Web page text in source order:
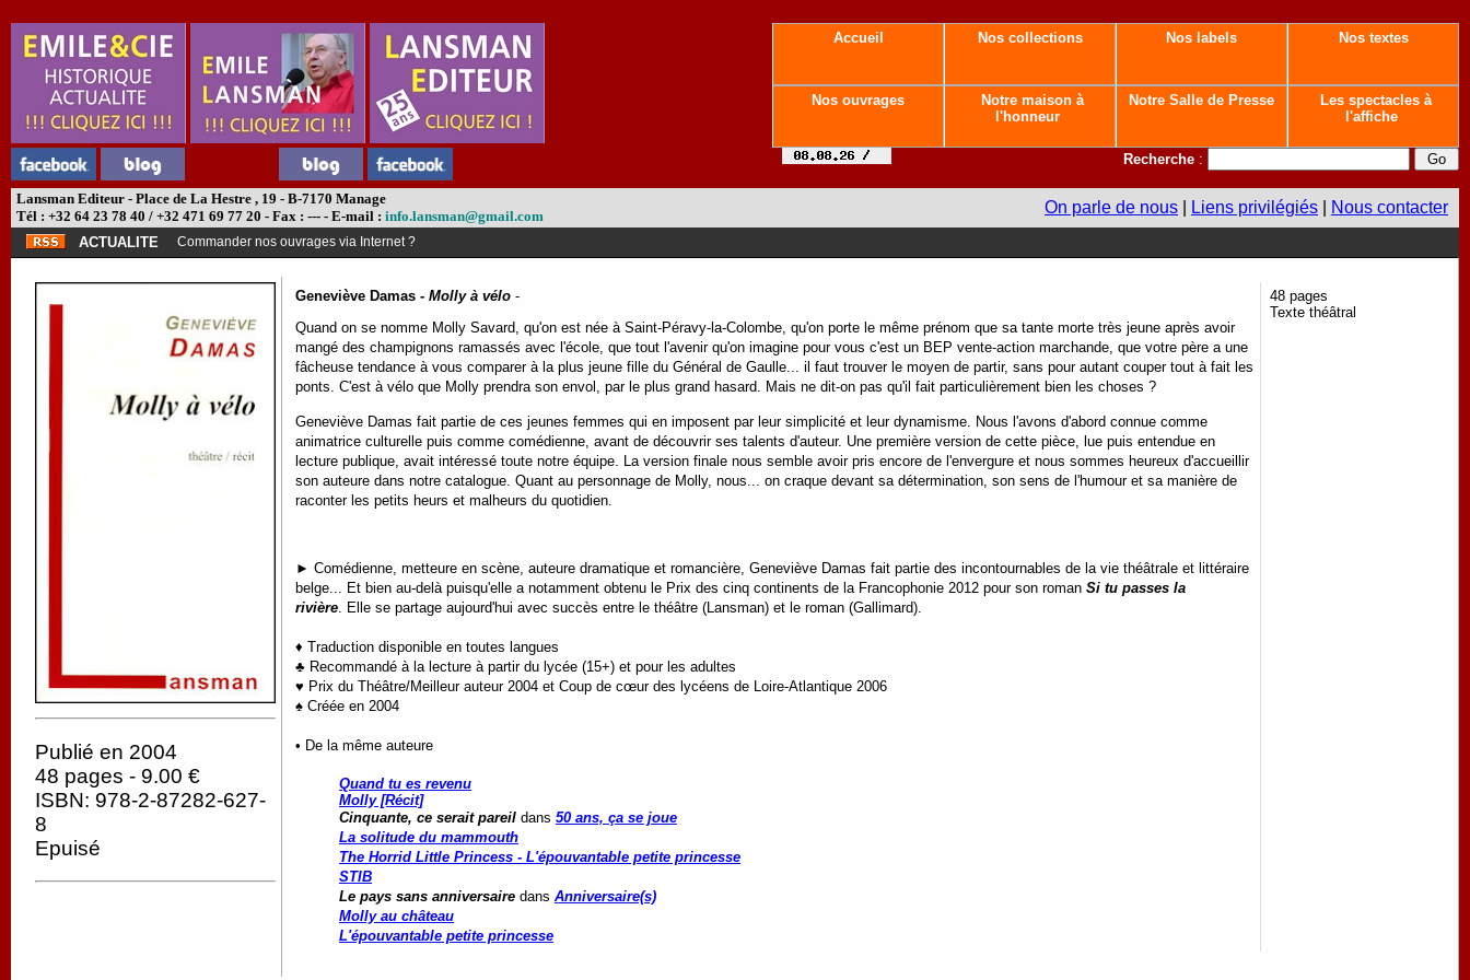
Accueil Nos collections Nos labels Nos textes
Nos ouvrages
Notre maison à
l'honneur
Notre Salle de Presse
Les spectacles à
l'affiche
Recherche :
Lansman Editeur - Place de La Hestre , 19 - B-7170 Manage
Tél : +32 64 23 78 40 / +32 471 69 77 20 - Fax : --- - E-mail : info.lansman@gmail.com On parle de nous Liens privilégiés Nous contacter
ACTUALITE Commander nos ouvrages via Internet ?
Publié en 2004
48 pages - 9.00 €
ISBN: 978-2-87282-627-
8
Epuisé
Geneviève Damas - Molly à vélo -
Quand on se nomme Molly Savard, qu'on est née à Saint-Péravy-la-Colombe, qu'on porte le même prénom que sa tante morte très jeune après avoir
mangé des champignons ramassés avec l'école, que tout l'avenir qu'on imagine pour vous c'est un BEP vente-action marchande, que votre père a une
fâcheuse tendance à vous comparer à la plus jeune fille du Général de Gaulle... il faut trouver le moyen de partir, sans pour autant couper tout à fait les
ponts. C'est à vélo que Molly prendra son envol, par le plus grand hasard. Mais ne dit-on pas qu'il fait particulièrement bien les choses ?
Geneviève Damas fait partie de ces jeunes femmes qui en imposent par leur simplicité et leur dynamisme. Nous l'avons d'abord connue comme
animatrice culturelle puis comme comédienne, avant de découvrir ses talents d'auteur. Une première version de cette pièce, lue puis entendue en
lecture publique, avait intéressé toute notre équipe. La version finale nous semble avoir pris encore de l'envergure et nous sommes heureux d'accueillir
son auteure dans notre catalogue. Quant au personnage de Molly, nous... on craque devant sa détermination, son sens de l'humour et sa manière de
raconter les petits heurs et malheurs du quotidien.
► Comédienne, metteure en scène, auteure dramatique et romancière, Geneviève Damas fait partie des incontournables de la vie théâtrale et littéraire
belge... Et bien au-delà puisqu'elle a notamment obtenu le Prix des cinq continents de la Francophonie 2012 pour son roman Si tu passes la
rivière. Elle se partage aujourd'hui avec succès entre le théâtre (Lansman) et le roman (Gallimard).
♦ Traduction disponible en toutes langues
♣ Recommandé à la lecture à partir du lycée (15+) et pour les adultes
♥ Prix du Théâtre/Meilleur auteur 2004 et Coup de cœur des lycéens de Loire-Atlantique 2006
♠ Créée en 2004
• De la même auteure
Quand tu es revenu
Molly [Récit]
Cinquante, ce serait pareil dans 50 ans, ça se joue
La solitude du mammouth
The Horrid Little Princess - L'épouvantable petite princesse
STIB
Le pays sans anniversaire dans Anniversaire(s)
Molly au château
L'épouvantable petite princesse
48 pages
Texte théâtral